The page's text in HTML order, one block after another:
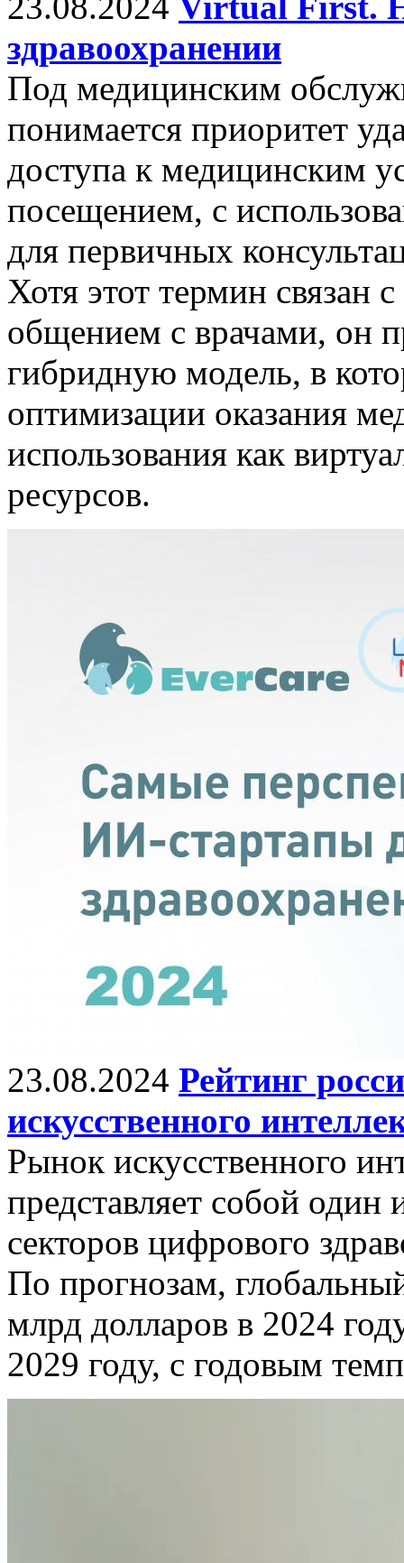
здравоохранении
Под медицинским
понимается приоритет
доступа к медицинским
посещением, с
для первичных
Хотя этот термин связан
общением с врачами, он
гибридную модель, в
оптимизации оказания
использования как
ресурсов.
23.08.2024 Рейтинг
искусственного
Рынок искусственного
представляет собой один
секторов цифрового
По прогнозам,
млрд долларов в 2024
2029 году, с годовым